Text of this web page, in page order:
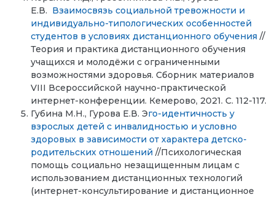
Е.В. Взаимосвязь социальной тревожности и
индивидуально-типологических особенностей
студентов в условиях дистанционного обучения //
Теория и практика дистанционного обучения
учащихся и молодёжи с ограниченными
возможностями здоровья. Сборник материалов
VIII Всероссийской научно-практической
интернет-конференции. Кемерово, 2021. С. 112-117.
Губина М.Н., Гурова Е.В. Эго-идентичность у
взрослых детей с инвалидностью и условно
здоровых в зависимости от характера детско-
родительских отношений //Психологическая
помощь социально незащищенным лицам с
использованием дистанционных технологий
(интернет-консультирование и дистанционное